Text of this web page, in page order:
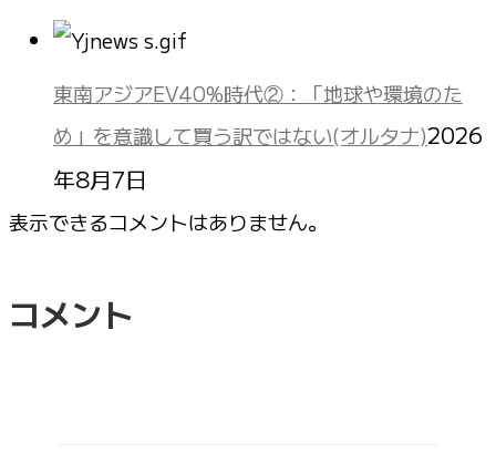
東南アジアEV40%時代②：「地球や環境のた
め」を意識して買う訳ではない(オルタナ)2026
年8月7日
表示できるコメントはありません。
コメント